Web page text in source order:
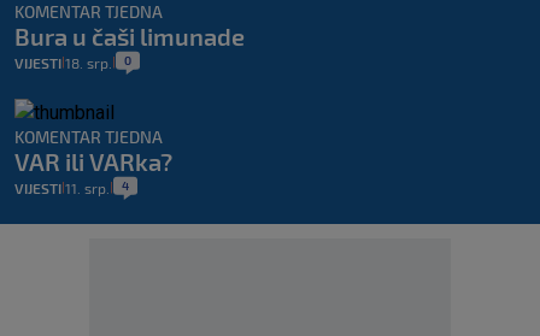
KOMENTAR TJEDNA
Bura u čaši limunade
VIJESTI 18. srp. 0
KOMENTAR TJEDNA
VAR ili VARka?
VIJESTI 11. srp. 4